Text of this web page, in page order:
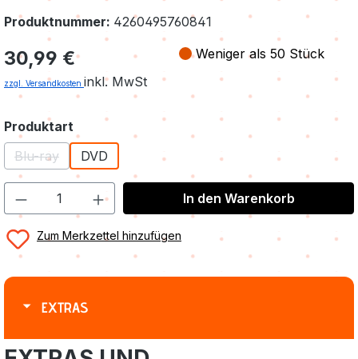
Produktnummer: 4260495760841
Regulärer Preis:
30,99 €
zzgl. Versandkosten inkl. MwSt
Weniger als 50 Stück
Produktart auswählen
Blu-ray
(Diese Option ist zurzeit nicht verfügbar.)
DVD
In den Warenkorb
Zum Merkzettel hinzufügen
EXTRAS